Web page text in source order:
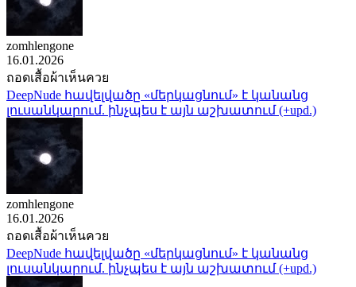
zomhlengone
16.01.2026
ถอดเสื้อผ้าเห็นควย
DeepNude հավելվածը «մերկացնում» է կանանց
լուսանկարում. ինչպես է այն աշխատում (+upd.)
zomhlengone
16.01.2026
ถอดเสื้อผ้าเห็นควย
DeepNude հավելվածը «մերկացնում» է կանանց
լուսանկարում. ինչպես է այն աշխատում (+upd.)